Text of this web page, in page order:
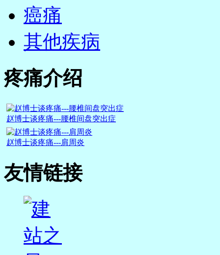
癌痛
其他疾病
疼痛介绍
赵博士谈疼痛---腰椎间盘突出症
赵博士谈疼痛---肩周炎
友情链接